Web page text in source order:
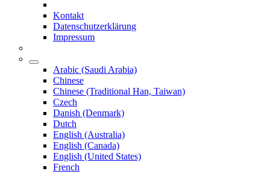
Kontakt
Datenschutzerklärung
Impressum
Arabic (Saudi Arabia)
Chinese
Chinese (Traditional Han, Taiwan)
Czech
Danish (Denmark)
Dutch
English (Australia)
English (Canada)
English (United States)
French